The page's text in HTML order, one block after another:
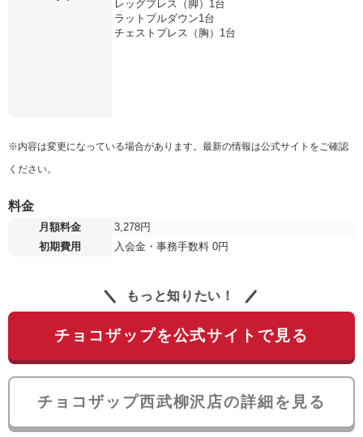
レッグプレス（脚）1台
ラットプルダウン1台
チェストプレス（胸）1台
※内容は変更になっている場合があります。最新の情報は公式サイトをご確認
ください。
料金
月額料金
3,278円
初期費用
入会金・事務手数料 0円
もっと知りたい！
チョコザップを公式サイトで見る
チョコザップ西武柳沢店の詳細を見る